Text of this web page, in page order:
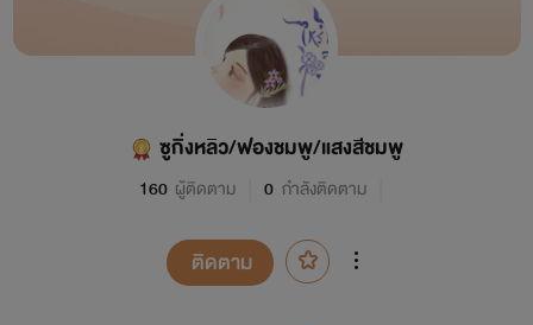
ซูกิ่งหลิว/ฟองชมพู/แสงสีชมพู
160 ผู้ติดตาม 0 กำลังติดตาม
ติดตาม